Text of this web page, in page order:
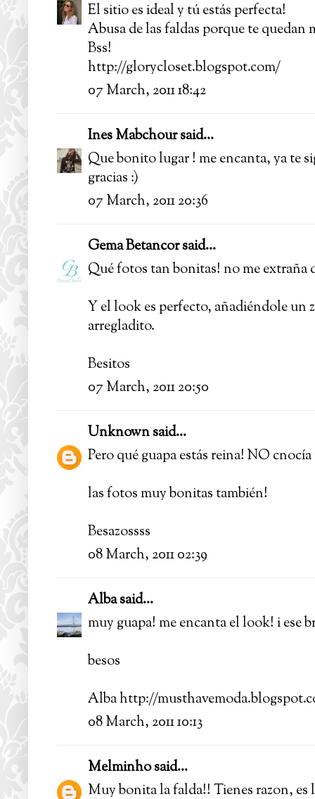
El sitio es ideal y tú estás perfecta!
Abusa de las faldas porque te quedan
Bss!
http://glorycloset.blogspot.com/
07 March, 2011 18:42
Ines Mabchoursaid...
Que bonito lugar ! me encanta, ya te
gracias :)
07 March, 2011 20:36
Gema Betancorsaid...
Qué fotos tan bonitas! no me extraña
Y el look es perfecto, añadiéndole un
arregladito.
Besitos
07 March, 2011 20:50
Unknownsaid...
Pero qué guapa estás reina! NO
las fotos muy bonitas también!
Besazossss
08 March, 2011 02:39
Albasaid...
muy guapa! me encanta el look! i ese
besos
Alba http://
08 March, 2011 10:13
Melminhosaid...
Muy bonita la falda!! Tienes razon, es